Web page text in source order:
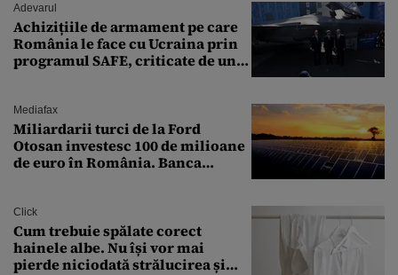
Adevarul
Achizițiile de armament pe care
România le face cu Ucraina prin
programul SAFE, criticate de un
Mediafax
Miliardarii turci de la Ford
Otosan investesc 100 de milioane
de euro în România. Banca
Click
Cum trebuie spălate corect
hainele albe. Nu își vor mai
pierde niciodată strălucirea și